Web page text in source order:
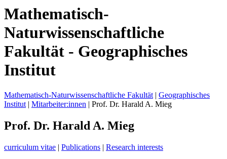
Mathematisch-
Naturwissenschaftliche
Fakultät - Geographisches
Institut
Mathematisch-Naturwissenschaftliche Fakultät | Geographisches
Institut | Mitarbeiter:innen | Prof. Dr. Harald A. Mieg
Prof. Dr. Harald A. Mieg
curriculum vitae | Publications | Research interests